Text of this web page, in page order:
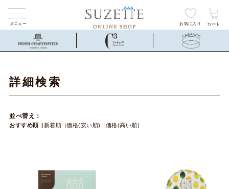
メニュー お気に入り カート
詳細検索
並べ替え：
おすすめ順 新着順 価格(安い順) 価格(高い順)